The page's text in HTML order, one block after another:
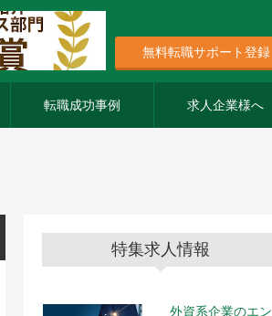
無料転職サポート登録
転職成功事例 求人企業様へ
特集求人情報
外資系企業のエン